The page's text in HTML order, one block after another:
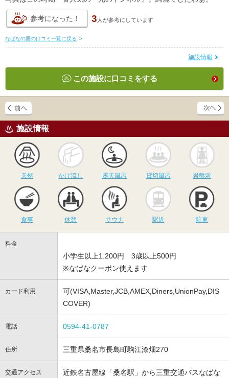
参考になった！ 3 人が参考にしています
なばなの里の口コミ一覧に戻る >
施設情報
この施設に口コミをする
施設情報
天然
かけ流し
かけ流し
露天風呂
露天風呂
貸切風呂
貸切風呂 岩盤浴
食事 休憩
サウナ
サウナ 駅近 駐車
料金
小学生以上1.200円 3歳以上500円
※なばなクーポン使えます
カード利用
可(VISA,Master,JCB,AMEX,Diners,UnionPay,DIS
COVER)
電話 0594-41-0787
住所 三重県桑名市長島町駒江漆畑270
交通アクセス
近鉄名古屋線「桑名駅」から三重交通バスなばな